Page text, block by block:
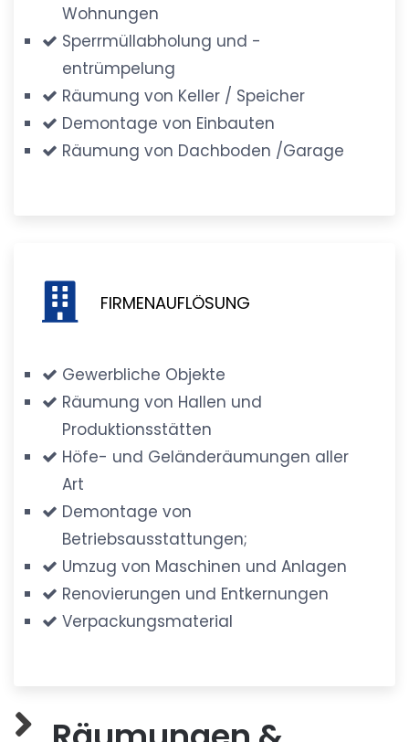
Wohnungen
Sperrmüllabholung und -
entrümpelung
Räumung von Keller / Speicher
Demontage von Einbauten
Räumung von Dachboden /Garage
FIRMENAUFLÖSUNG
Gewerbliche Objekte
Räumung von Hallen und
Produktionsstätten
Höfe- und Geländeräumungen aller
Art
Demontage von
Betriebsausstattungen;
Umzug von Maschinen und Anlagen
Renovierungen und Entkernungen
Verpackungsmaterial